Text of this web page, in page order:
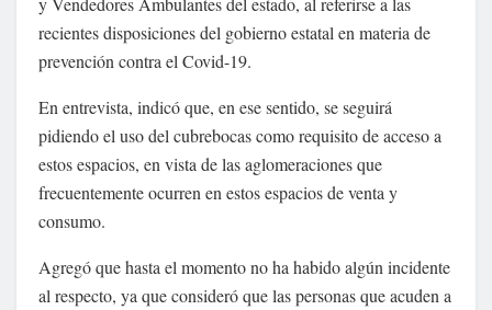
recientes disposiciones del gobierno estatal en materia de
prevención contra el Covid-19.
En entrevista, indicó que, en ese sentido, se seguirá
pidiendo el uso del cubrebocas como requisito de acceso a
estos espacios, en vista de las aglomeraciones que
frecuentemente ocurren en estos espacios de venta y
consumo.
Agregó que hasta el momento no ha habido algún incidente
al respecto, ya que consideró que las personas que acuden a